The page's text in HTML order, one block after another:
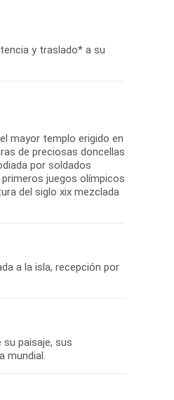
y traslado* a su
mayor templo erigido en
de preciosas doncellas
por soldados
juegos olímpicos
del siglo xix mezclada
a la isla, recepción por
su paisaje, sus
mundial.